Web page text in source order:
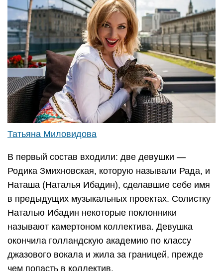
Татьяна Миловидова
В первый состав входили: две девушки —
Родика Змихновская, которую называли Рада, и
Наташа (Наталья Ибадин), сделавшие себе имя
в предыдущих музыкальных проектах. Солистку
Наталью Ибадин некоторые поклонники
называют камертоном коллектива. Девушка
окончила голландскую академию по классу
джазового вокала и жила за границей, прежде
чем попасть в коллектив.